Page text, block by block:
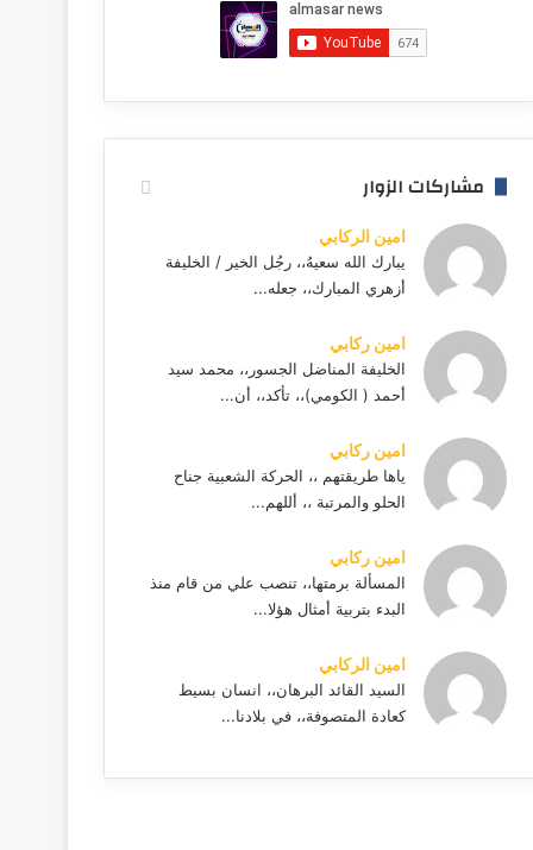
مشاركات الزوار
امين الركابي
يبارك الله سعيهُ،، رجُل الخير / الخليفة
أزهري المبارك،، جعله...
امين ركابي
الخليفة المناضل الجسور،، محمد سيد
أحمد ( الكومي)،، تأكد،، أن...
امين ركابي
ياها طريقتهم ،، الحركة الشعبية جناح
الحلو والمرتبة ،، أللهم...
امين ركابي
المسألة برمتها،، تنصب علي من قام منذ
البدء بتربية أمثال هؤلا...
امين الركابي
السيد القائد البرهان،، انسان بسيط
كعادة المتصوفة،، في بلادنا...